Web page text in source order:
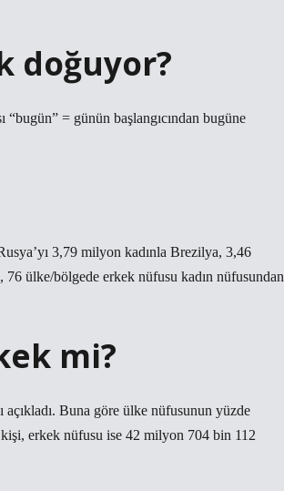
doğuyor?
= günün başlangıcından bugüne
3,79 milyon kadınla Brezilya, 3,46
ülke/bölgede erkek nüfusu kadın nüfusundan
mi?
açıkladı. Buna göre ülke nüfusunun yüzde
erkek nüfusu ise 42 milyon 704 bin 112